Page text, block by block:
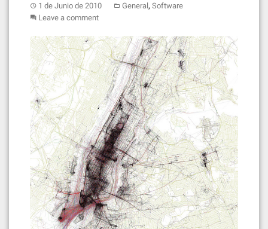
1 de Junio de 2010 General, Software
Leave a comment